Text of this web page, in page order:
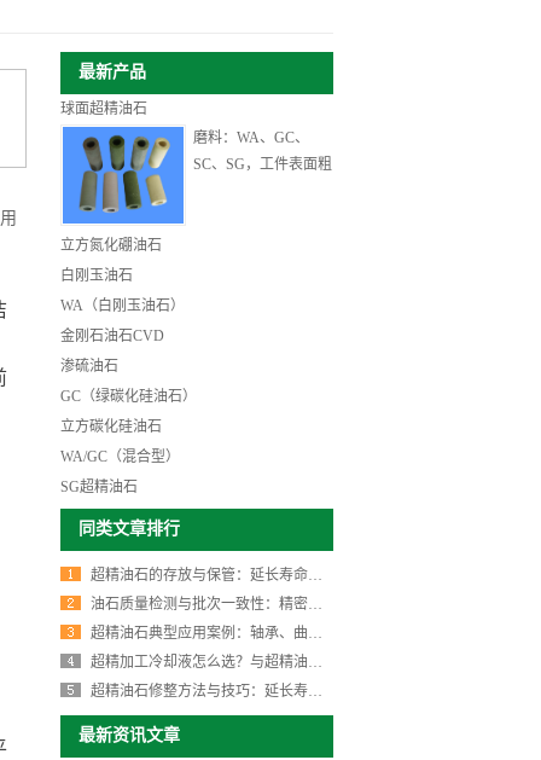
最新产品
球面超精油石
磨料：WA、GC、
SC、SG，工件表面粗
立方氮化硼油石
白刚玉油石
WA（白刚玉油石）
金刚石油石CVD
渗硫油石
GC（绿碳化硅油石）
立方碳化硅油石
WA/GC（混合型）
SG超精油石
同类文章排行
超精油石的存放与保管：延长寿命、保证性能的关键细节
油石质量检测与批次一致性：精密加工中不可忽视的关键环节
超精油石典型应用案例：轴承、曲轴、模具、液压件的选型方案
超精加工冷却液怎么选？与超精油石的配合技巧详解
超精油石修整方法与技巧：延长寿命、恢复切削力的关键步骤
最新资讯文章